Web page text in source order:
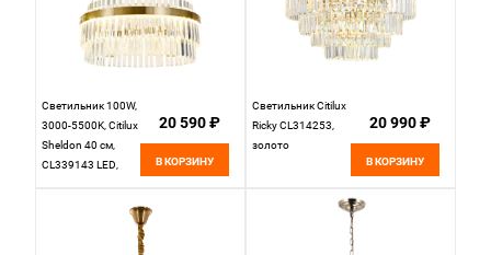
Светильник 100W,
3000-5500K, Citilux
Sheldon 40 см,
CL339143 LED,
20 590 ₽
В КОРЗИНУ
Светильник Citilux
Ricky CL314253,
золото
20 990 ₽
В КОРЗИНУ